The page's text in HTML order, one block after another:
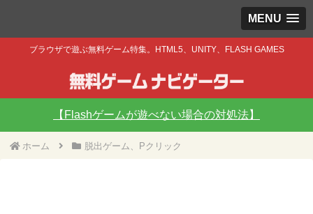
MENU
ブラウザで遊ぶ無料ゲーム特集。HTML5、UNITY、FLASH GAMES
【Flashゲームが遊べない場合の対処法】
ホーム 脱出ゲーム、Pクリック